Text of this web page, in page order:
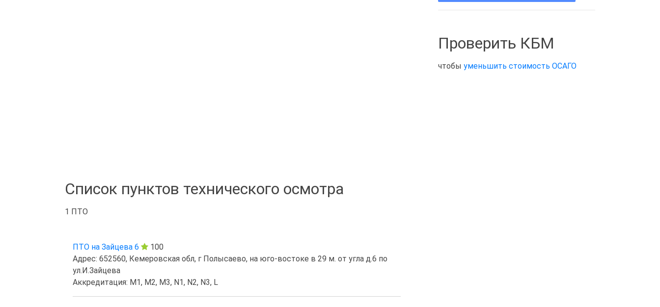
Список пунктов технического осмотра
1 ПТО
ПТО на Зайцева 6
100
Адрес: 652560, Кемеровская обл, г Полысаево, на юго-востоке в 29 м. от угла д.6 по
ул.И.Зайцева
Аккредитация: M1, M2, M3, N1, N2, N3, L
Проверить КБМ
чтобы уменьшить стоимость ОСАГО